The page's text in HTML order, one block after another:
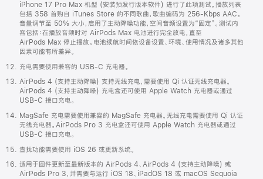
iPhone 17 Pro Max 机型 (安装预发行版本软件) 进行了此项测试。播放列表
包括 358 首购自 iTunes Store 的不同歌曲，歌曲编码为 256-Kbps AAC。
音量调节至 50% 大小，启用了主动降噪功能，空间音频设置为“固定”。测试内
容包括：在播放音频时对 AirPods Max 电池进行完全放电，直至
AirPods Max 停止播放。电池续航时间依设备设置、环境、使用情况及诸多其他
因素可能有所差异。
充电需要使用兼容的 USB-C 充电器。
AirPods 4 (支持主动降噪) 支持无线充电，需要使用 Qi 认证无线充电器。
AirPods 4 (支持主动降噪) 充电盒还可使用 Apple Watch 充电器或通过
USB-C 接口充电。
MagSafe 充电需要使用兼容的 MagSafe 充电器。无线充电需要使用 Qi 认证
无线充电器。AirPods Pro 3 充电盒还可使用 Apple Watch 充电器或通过
USB-C 接口充电。
查找功能需要使用 iOS 26 或更新系统。
适用于固件更新至最新版本的 AirPods 4、AirPods 4 (支持主动降噪) 或
AirPods Pro 3，并需要与运行 iOS 18、iPadOS 18 或 macOS Sequoia